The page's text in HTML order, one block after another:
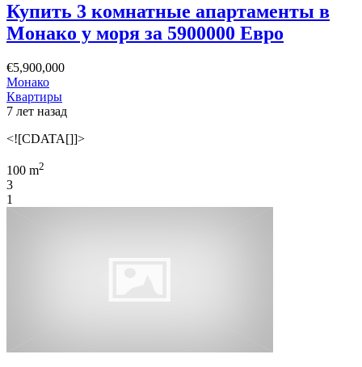
Купить 3 комнатные апартаменты в
Монако у моря за 5900000 Евро
€5,900,000
Монако
Квартиры
7 лет назад
<![CDATA[]]>
100 m2
3
1